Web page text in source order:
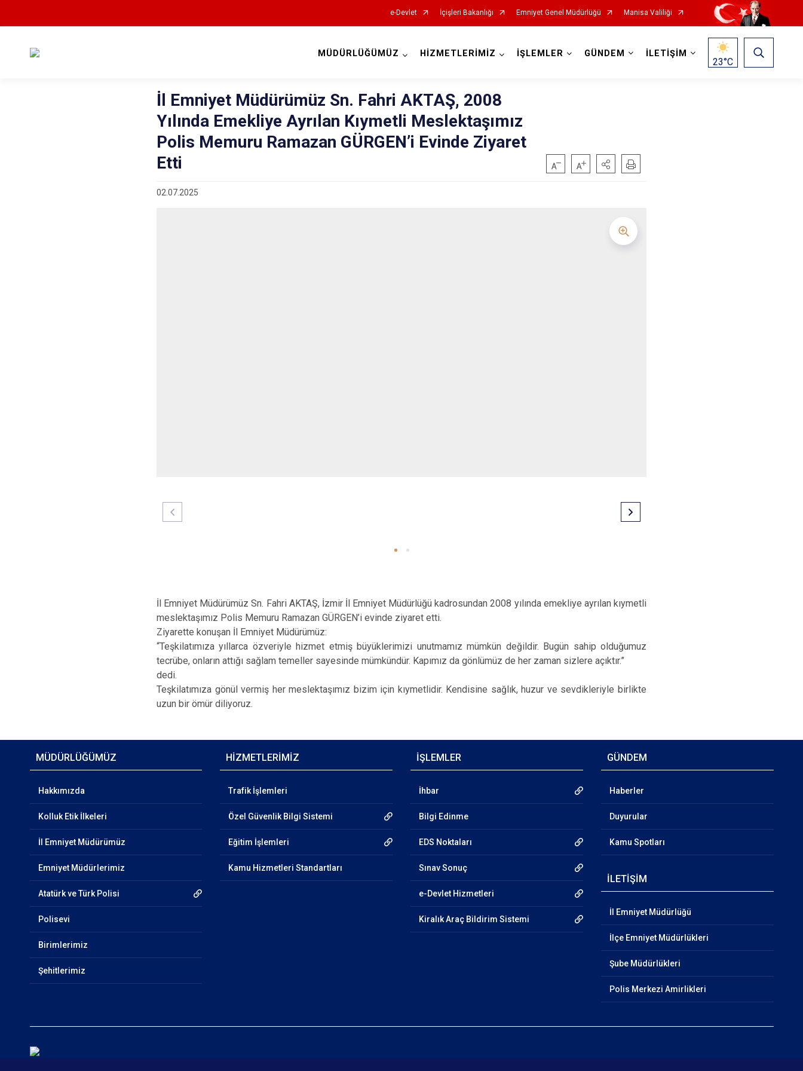
e-Devlet İçişleri Bakanlığı Emniyet Genel Müdürlüğü Manisa Valiliği
MÜDÜRLÜĞÜMÜZ HİZMETLERİMİZ İŞLEMLER GÜNDEM İLETİŞİM
23°C
İl Emniyet Müdürümüz Sn. Fahri AKTAŞ, 2008
Yılında Emekliye Ayrılan Kıymetli Meslektaşımız
Polis Memuru Ramazan GÜRGEN’i Evinde Ziyaret
Etti
02.07.2025
İl Emniyet Müdürümüz Sn. Fahri AKTAŞ, İzmir İl Emniyet Müdürlüğü kadrosundan 2008 yılında emekliye ayrılan kıymetli
meslektaşımız Polis Memuru Ramazan GÜRGEN’i evinde ziyaret etti.
Ziyarette konuşan İl Emniyet Müdürümüz:
“Teşkilatımıza yıllarca özveriyle hizmet etmiş büyüklerimizi unutmamız mümkün değildir. Bugün sahip olduğumuz
tecrübe, onların attığı sağlam temeller sayesinde mümkündür. Kapımız da gönlümüz de her zaman sizlere açıktır.”
dedi.
Teşkilatımıza gönül vermiş her meslektaşımız bizim için kıymetlidir. Kendisine sağlık, huzur ve sevdikleriyle birlikte
uzun bir ömür diliyoruz.
MÜDÜRLÜĞÜMÜZ
Hakkımızda
Kolluk Etik İlkeleri
İl Emniyet Müdürümüz
Emniyet Müdürlerimiz
Atatürk ve Türk Polisi
Polisevi
Birimlerimiz
Şehitlerimiz
HİZMETLERİMİZ
Trafik İşlemleri
Özel Güvenlik Bilgi Sistemi
Eğitim İşlemleri
Kamu Hizmetleri Standartları
İŞLEMLER
İhbar
Bilgi Edinme
EDS Noktaları
Sınav Sonuç
e-Devlet Hizmetleri
Kiralık Araç Bildirim Sistemi
GÜNDEM
Haberler
Duyurular
Kamu Spotları
İLETİŞİM
İl Emniyet Müdürlüğü
İlçe Emniyet Müdürlükleri
Şube Müdürlükleri
Polis Merkezi Amirlikleri